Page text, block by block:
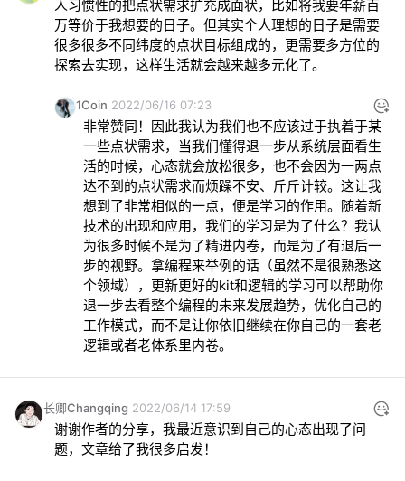
人习惯性的把点状需求扩充成面状，比如将我要年薪百
万等价于我想要的日子。但其实个人理想的日子是需要
很多很多不同纬度的点状目标组成的，更需要多方位的
探索去实现，这样生活就会越来越多元化了。
1Coin 2022/06/16 07:23
非常赞同！因此我认为我们也不应该过于执着于某
一些点状需求，当我们懂得退一步从系统层面看生
活的时候，心态就会放松很多，也不会因为一两点
达不到的点状需求而烦躁不安、斤斤计较。这让我
想到了非常相似的一点，便是学习的作用。随着新
技术的出现和应用，我们的学习是为了什么？我认
为很多时候不是为了精进内卷，而是为了有退后一
步的视野。拿编程来举例的话（虽然不是很熟悉这
个领域），更新更好的kit和逻辑的学习可以帮助你
退一步去看整个编程的未来发展趋势，优化自己的
工作模式，而不是让你依旧继续在你自己的一套老
逻辑或者老体系里内卷。
长卿Changqing 2022/06/14 17:59
谢谢作者的分享，我最近意识到自己的心态出现了问
题，文章给了我很多启发！